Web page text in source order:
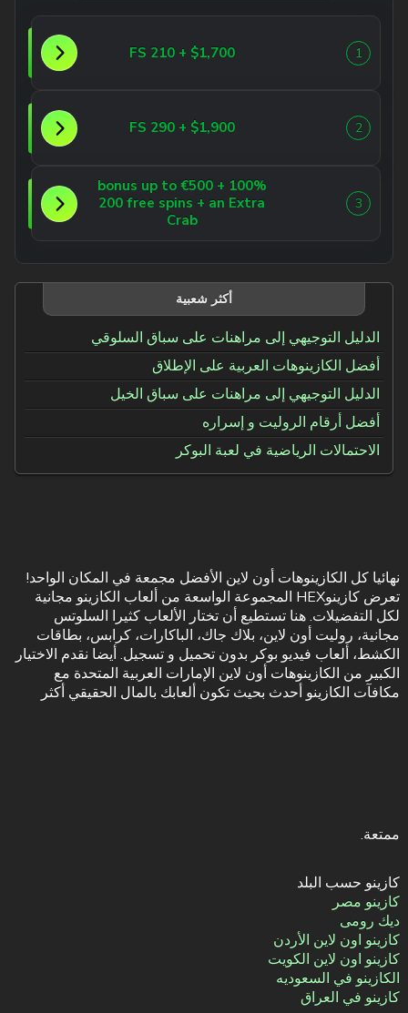
1
$1,700 + 210 FS
2
$1,900 + 290 FS
3
100% bonus up to €500 +
200 free spins + an Extra
Crab
أكثر شعبية
الدليل التوجيهي إلى مراهنات على سباق السلوقي
أفضل الكازينوهات العربية على الإطلاق
الدليل التوجيهي إلى مراهنات على سباق الخيل
أفضل أرقام الروليت و إسراره
الاحتمالات الرياضية في لعبة البوكر
نهائيا كل الكازينوهات أون لاين الأفضل مجمعة في المكان الواحد!
تعرض كازينوHEX المجموعة الواسعة من ألعاب الكازينو مجانية
لكل التفضيلات. هنا تستطيع أن تختار الألعاب كثيرا السلوتس
مجانية، روليت أون لاين، بلاك جاك، الباكارات، كرابس، بطاقات
الكشط، ألعاب فيديو بوكر بدون تحميل و تسجيل. أيضا نقدم الاختيار
الكبير من الكازينوهات أون لاين الإمارات العربية المتحدة مع
مكافآت الكازينو أحدث بحيث تكون ألعابك بالمال الحقيقي أكثر
ممتعة.
كازينو حسب البلد
كازينو مصر
ديك رومى
كازينو اون لاين الأردن
كازينو اون لاين الكويت
الكازينو في السعوديه
كازينو في العراق